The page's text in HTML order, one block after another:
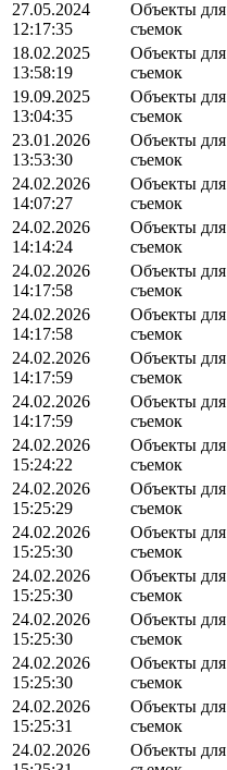
27.05.2024
12:17:35
Объекты для
съемок
18.02.2025
13:58:19
Объекты для
съемок
19.09.2025
13:04:35
Объекты для
съемок
23.01.2026
13:53:30
Объекты для
съемок
24.02.2026
14:07:27
Объекты для
съемок
24.02.2026
14:14:24
Объекты для
съемок
24.02.2026
14:17:58
Объекты для
съемок
24.02.2026
14:17:58
Объекты для
съемок
24.02.2026
14:17:59
Объекты для
съемок
24.02.2026
14:17:59
Объекты для
съемок
24.02.2026
15:24:22
Объекты для
съемок
24.02.2026
15:25:29
Объекты для
съемок
24.02.2026
15:25:30
Объекты для
съемок
24.02.2026
15:25:30
Объекты для
съемок
24.02.2026
15:25:30
Объекты для
съемок
24.02.2026
15:25:30
Объекты для
съемок
24.02.2026
15:25:31
Объекты для
съемок
24.02.2026
Объекты для